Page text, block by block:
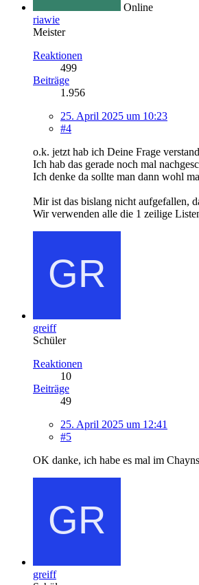
Online
riawie
Meister
Reaktionen
499
Beiträge
1.956
25. April 2025 um 10:23
#4
o.k. jetzt hab ich Deine Frage
Ich hab das gerade noch mal
Ich denke da sollte man dann wohl
Mir ist das bislang nicht aufgefallen,
Wir verwenden alle die 1 zeilige
greiff
Schüler
Reaktionen
10
Beiträge
49
25. April 2025 um 12:41
#5
OK danke, ich habe es mal im
greiff